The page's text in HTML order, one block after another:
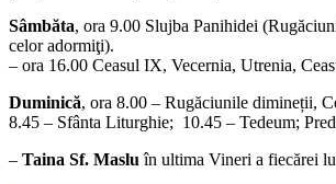
Sâmbăta, ora 9.00 Slujba Panihidei
celor adormiţi).
– ora 16.00 Ceasul IX, Vecernia, Utrenia,
Duminică, ora 8.00 – Rugăciunile dimineții,
8.45 – Sfânta Liturghie; 10.45 – Tedeum;
– Taina Sf. Maslu în ultima Vineri a fiecărei